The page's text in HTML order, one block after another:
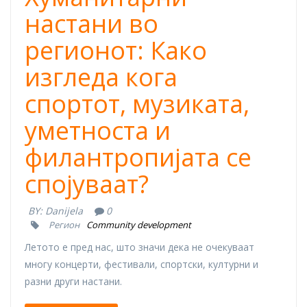
настани во
регионот: Како
изгледа кога
спортот, музиката,
уметноста и
филантропијата се
спојуваат?
BY: Danijela 0
Регион Community development
Летото е пред нас, што значи дека не очекуваат
многу концерти, фестивали, спортски, културни и
разни други настани.